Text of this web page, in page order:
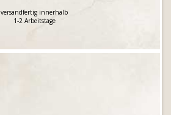
versandfertig innerhalb
1-2 Arbeitstage